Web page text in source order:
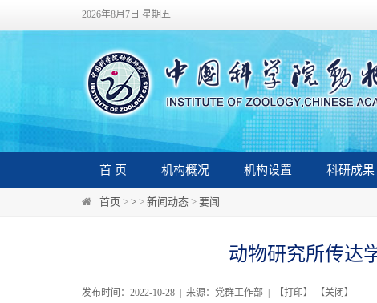
2026年8月7日 星期五
首 页 机构概况 机构设置 科研成果
首页 > > > 新闻动态 > 要闻
动物研究所传达
发布时间：2022-10-28 | 来源：党群工作部 | 【打印】 【关闭 】